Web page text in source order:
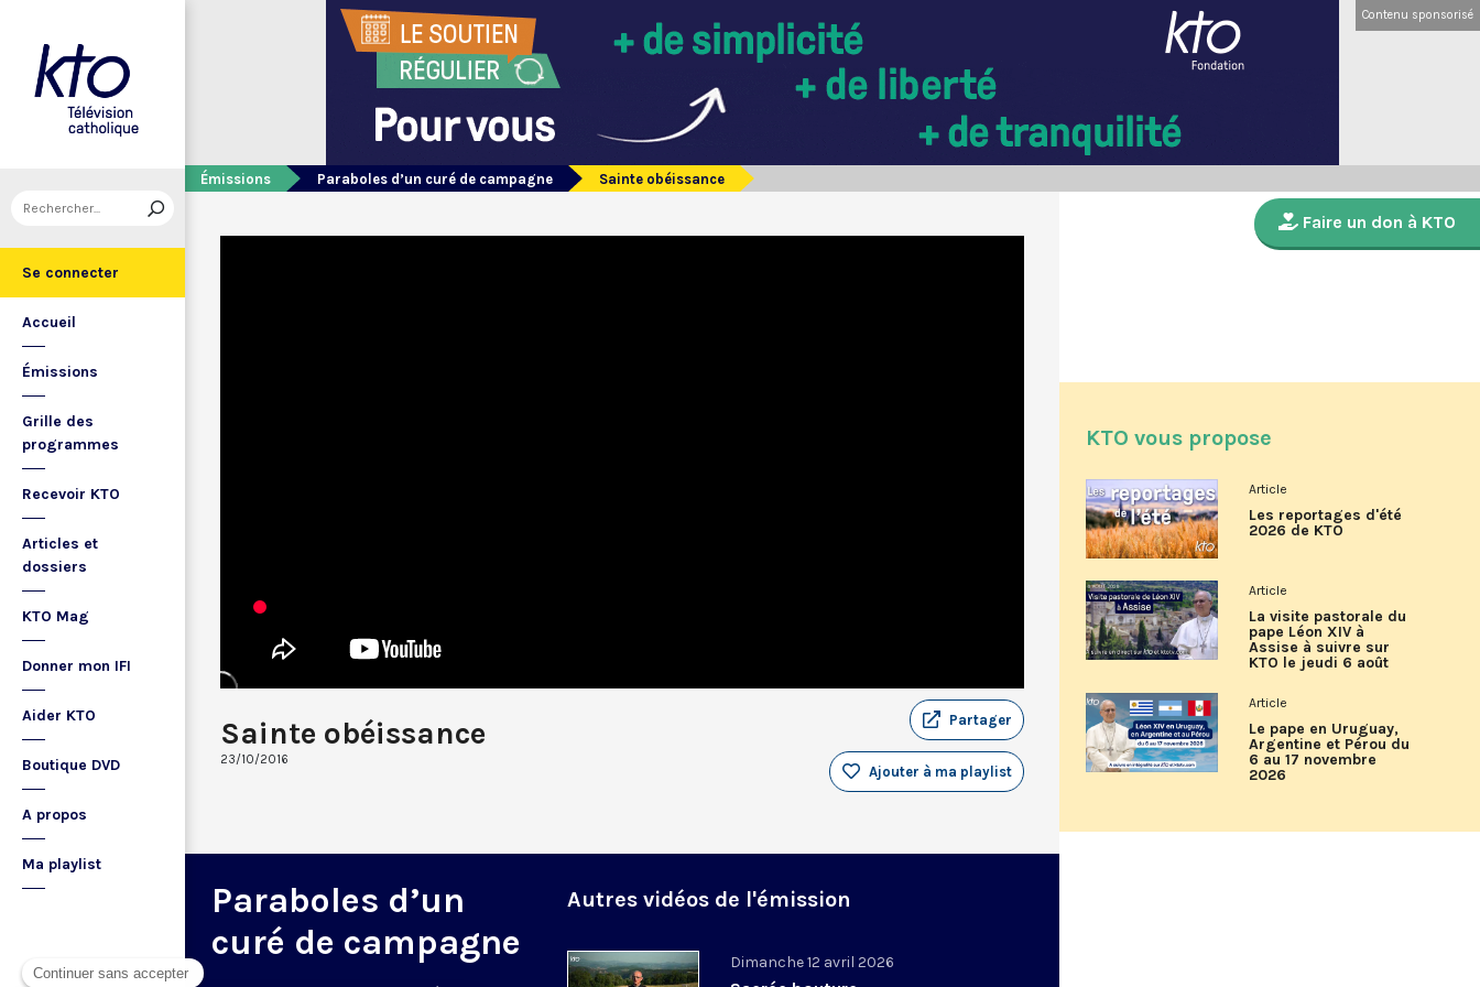
Se connecter
Accueil
Émissions
Grille des
programmes
Recevoir KTO
Articles et
dossiers
KTO Mag
Donner mon IFI
Aider KTO
Boutique DVD
A propos
Ma playlist
Contenu sponsorisé
Émissions Paraboles d’un curé de campagne Sainte obéissance
Sainte obéissance
23/10/2016
Partager
Ajouter à ma playlist
Paraboles d’un
curé de campagne
Autres vidéos de l'émission
Dimanche 12 avril 2026
Faire un don à KTO
KTO vous propose
Article
Les reportages d'été
2026 de KTO
Article
La visite pastorale du
pape Léon XIV à
Assise à suivre sur
KTO le jeudi 6 août
Article
Le pape en Uruguay,
Argentine et Pérou du
6 au 17 novembre
2026